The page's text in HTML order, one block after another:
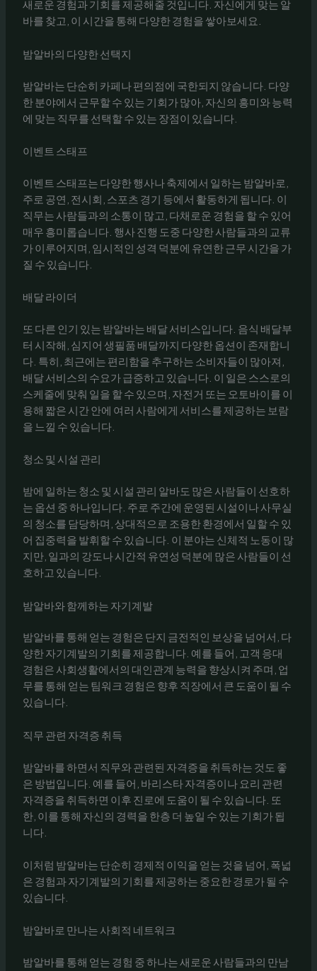
새로운 경험과 기회를 제공해줄 것입니다. 자신에게 맞는 알
바를 찾고, 이 시간을 통해 다양한 경험을 쌓아보세요.
밤알바의 다양한 선택지
밤알바는 단순히 카페나 편의점에 국한되지 않습니다. 다양
한 분야에서 근무할 수 있는 기회가 많아, 자신의 흥미와 능력
에 맞는 직무를 선택할 수 있는 장점이 있습니다.
이벤트 스태프
이벤트 스태프는 다양한 행사나 축제에서 일하는 밤알바로,
주로 공연, 전시회, 스포츠 경기 등에서 활동하게 됩니다. 이
직무는 사람들과의 소통이 많고, 다채로운 경험을 할 수 있어
매우 흥미롭습니다. 행사 진행 도중 다양한 사람들과의 교류
가 이루어지며, 임시적인 성격 덕분에 유연한 근무 시간을 가
질 수 있습니다.
배달 라이더
또 다른 인기 있는 밤알바는 배달 서비스입니다. 음식 배달부
터 시작해, 심지어 생필품 배달까지 다양한 옵션이 존재합니
다. 특히, 최근에는 편리함을 추구하는 소비자들이 많아져,
배달 서비스의 수요가 급증하고 있습니다. 이 일은 스스로의
스케줄에 맞춰 일을 할 수 있으며, 자전거 또는 오토바이를 이
용해 짧은 시간 안에 여러 사람에게 서비스를 제공하는 보람
을 느낄 수 있습니다.
청소 및 시설 관리
밤에 일하는 청소 및 시설 관리 알바도 많은 사람들이 선호하
는 옵션 중 하나입니다. 주로 주간에 운영된 시설이나 사무실
의 청소를 담당하며, 상대적으로 조용한 환경에서 일할 수 있
어 집중력을 발휘할 수 있습니다. 이 분야는 신체적 노동이 많
지만, 일과의 강도나 시간적 유연성 덕분에 많은 사람들이 선
호하고 있습니다.
밤알바와 함께하는 자기계발
밤알바를 통해 얻는 경험은 단지 금전적인 보상을 넘어서, 다
양한 자기계발의 기회를 제공합니다. 예를 들어, 고객 응대
경험은 사회생활에서의 대인관계 능력을 향상시켜 주며, 업
무를 통해 얻는 팀워크 경험은 향후 직장에서 큰 도움이 될 수
있습니다.
직무 관련 자격증 취득
밤알바를 하면서 직무와 관련된 자격증을 취득하는 것도 좋
은 방법입니다. 예를 들어, 바리스타 자격증이나 요리 관련
자격증을 취득하면 이후 진로에 도움이 될 수 있습니다. 또
한, 이를 통해 자신의 경력을 한층 더 높일 수 있는 기회가 됩
니다.
이처럼 밤알바는 단순히 경제적 이익을 얻는 것을 넘어, 폭넓
은 경험과 자기계발의 기회를 제공하는 중요한 경로가 될 수
있습니다.
밤알바로 만나는 사회적 네트워크
밤알바를 통해 얻는 경험 중 하나는 새로운 사람들과의 만남